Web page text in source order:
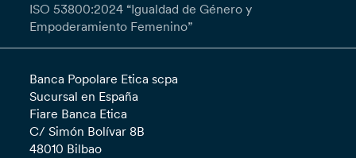
ISO 53800:2024 “Igualdad de Género y
Empoderamiento Femenino”
Banca Popolare Etica scpa
Sucursal en España
Fiare Banca Etica
C/ Simón Bolívar 8B
48010 Bilbao